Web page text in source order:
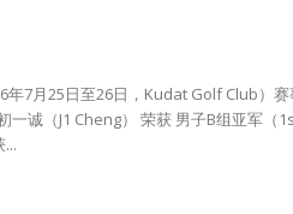
年7月25日至26日，Kudat Golf Club）
一诚（J1 Cheng） 荣获 男子B组亚军